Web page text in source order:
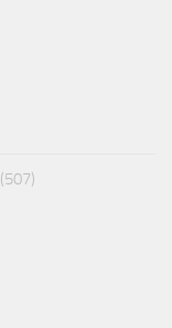
(507)